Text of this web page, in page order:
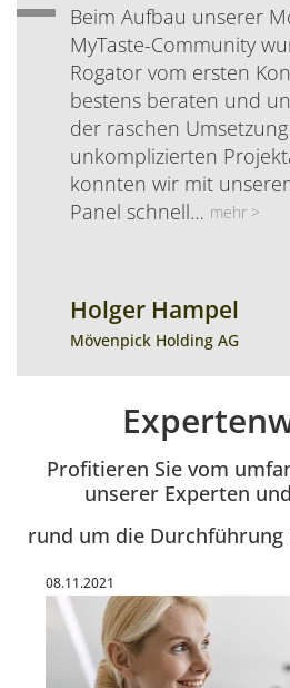
Bewertung:
Beim Aufbau unserer
MyTaste-Community
Rogator vom ersten
bestens beraten und
der raschen
unkomplizierten
konnten wir mit
Panel schnell… mehr >
Name:
Holger Hampel
Position:
Mövenpick Holding AG
Profitieren Sie vom
unserer Experten
rund um die Durchführung
Veröffentlicht am:
08.11.2021